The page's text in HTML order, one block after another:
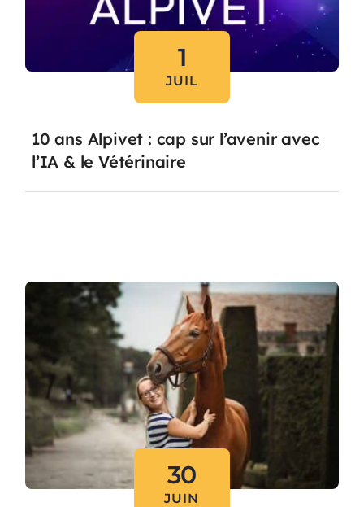
1
JUIL
10 ans Alpivet : cap sur l’avenir avec
l’IA & le Vétérinaire
30
JUIN